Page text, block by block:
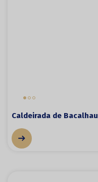
Caldeirada de Bacalhau